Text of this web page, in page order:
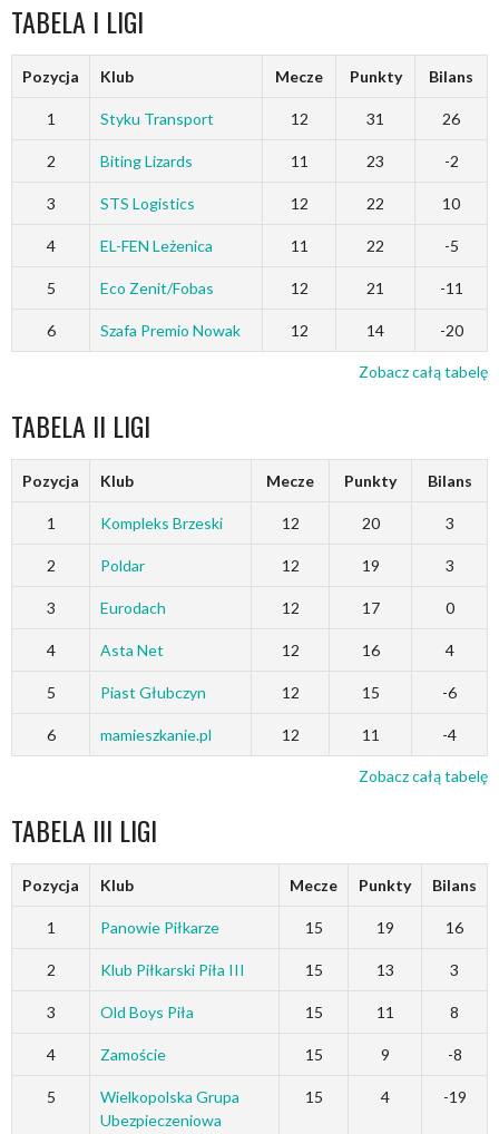
TABELA I LIGI
Pozycja Klub Mecze Punkty Bilans
1 Styku Transport 12 31 26
2 Biting Lizards 11 23 -2
3 STS Logistics 12 22 10
4 EL-FEN Leżenica 11 22 -5
5 Eco Zenit/Fobas 12 21 -11
6 Szafa Premio Nowak 12 14 -20
Zobacz całą tabelę
TABELA II LIGI
Pozycja Klub Mecze Punkty Bilans
1 Kompleks Brzeski 12 20 3
2 Poldar 12 19 3
3 Eurodach 12 17 0
4 Asta Net 12 16 4
5 Piast Głubczyn 12 15 -6
6 mamieszkanie.pl 12 11 -4
Zobacz całą tabelę
TABELA III LIGI
Pozycja Klub Mecze Punkty Bilans
1 Panowie Piłkarze 15 19 16
2 Klub Piłkarski Piła III 15 13 3
3 Old Boys Piła 15 11 8
4 Zamoście 15 9 -8
5
Wielkopolska Grupa
Ubezpieczeniowa
15 4 -19